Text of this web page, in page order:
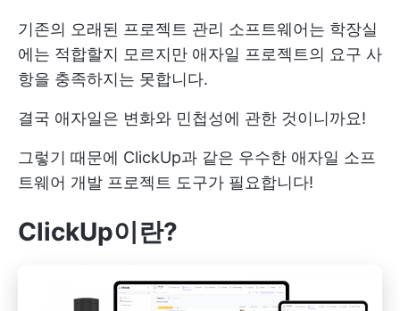
기존의 오래된 프로젝트 관리 소프트웨어는 학장실
에는 적합할지 모르지만 애자일 프로젝트의 요구 사
항을 충족하지는 못합니다.
결국 애자일은 변화와 민첩성에 관한 것이니까요!
그렇기 때문에 ClickUp과 같은 우수한 애자일 소프
트웨어 개발 프로젝트 도구가 필요합니다!
ClickUp이란?